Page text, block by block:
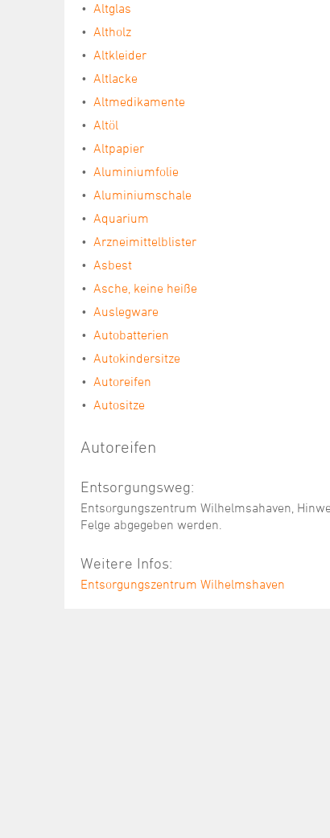
Altglas
Altholz
Altkleider
Altlacke
Altmedikamente
Altöl
Altpapier
Aluminiumfolie
Aluminiumschale
Aquarium
Arzneimittelblister
Asbest
Asche, keine heiße
Auslegware
Autobatterien
Autokindersitze
Autoreifen
Autositze
Autoreifen
Entsorgungsweg:
Entsorgungszentrum Wilhelmsahaven,
Felge abgegeben werden.
Weitere Infos:
Entsorgungszentrum Wilhelmshaven